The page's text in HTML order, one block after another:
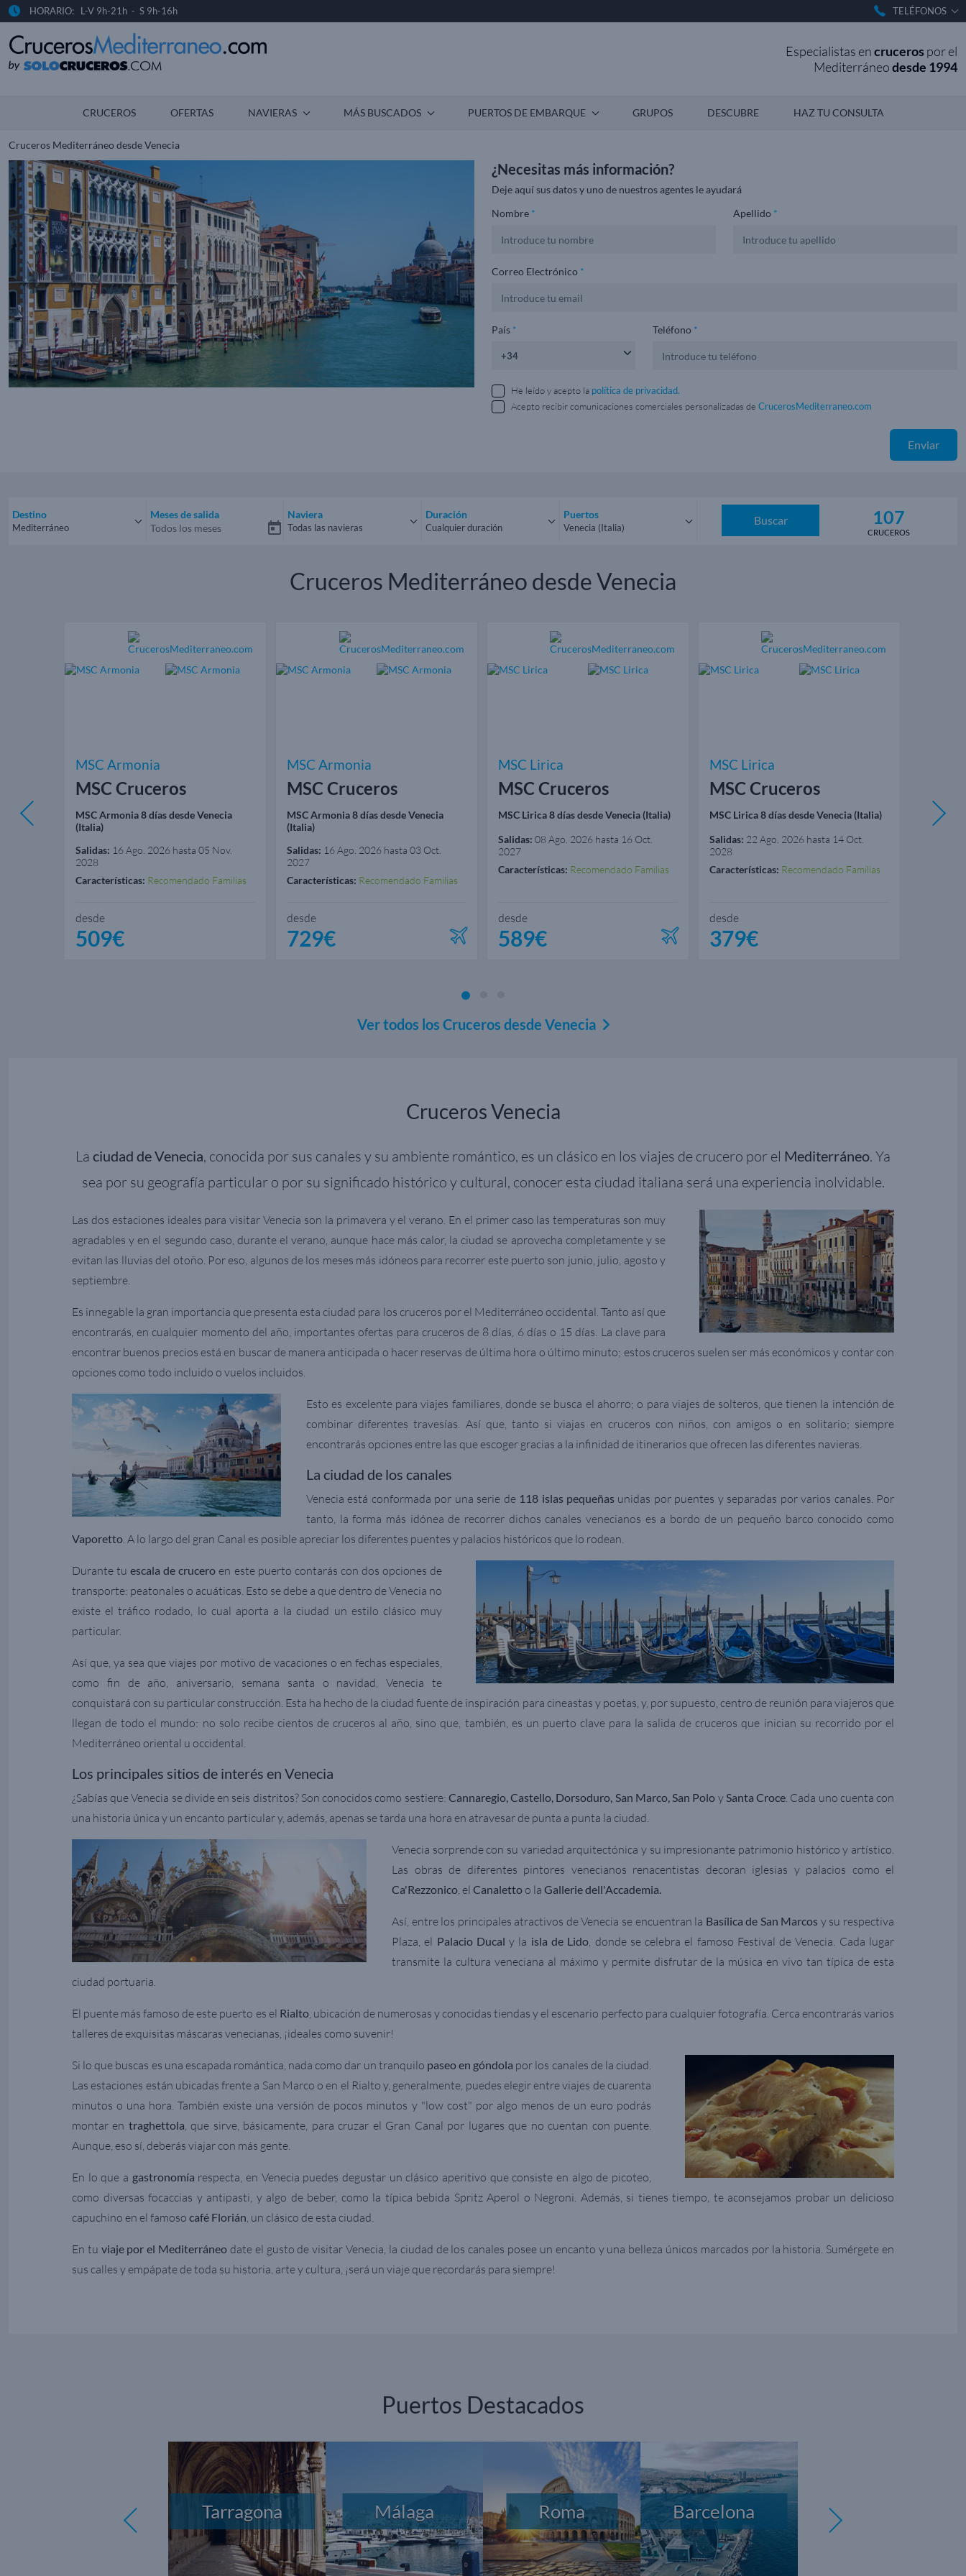
HORARIO: L-V 9h-21h - S 9h-16h TELÉFONOS
Especialistas encruceros por el
Mediterráneodesde 1994
CRUCEROS OFERTAS NAVIERAS MÁS BUSCADOS PUERTOS DE EMBARQUE GRUPOS DESCUBRE HAZ TU CONSULTA
Cruceros Mediterráneo desde Venecia
¿Necesitas más información?
Deje aquí sus datos y uno de nuestros agentes le ayudará
Nombre * Apellido *
Correo Electrónico *
País * Teléfono *
He leído y acepto la política de privacidad.
Acepto recibir comunicaciones comerciales personalizadas de CrucerosMediterraneo.com
Enviar
Destino
Mediterráneo
Meses de salida Naviera
Todas las navieras
Duración
Cualquier duración
Puertos
Venecia (Italia)
Buscar 107
CRUCEROS
Cruceros Mediterráneo desde Venecia
MSC Armonia
MSC Cruceros
MSC Armonia 8 días desde Venecia
(Italia)
Salidas: 16 Ago. 2026 hasta 05 Nov.
2028
Características: Recomendado Familias
desde
509€
MSC Armonia
MSC Cruceros
MSC Armonia 8 días desde Venecia
(Italia)
Salidas: 16 Ago. 2026 hasta 03 Oct.
2027
Características: Recomendado Familias
desde
729€
MSC Lirica
MSC Cruceros
MSC Lirica 8 días desde Venecia (Italia)
Salidas: 08 Ago. 2026 hasta 16 Oct.
2027
Características: Recomendado Familias
desde
589€
MSC Lirica
MSC Cruceros
MSC Lirica 8 días desde Venecia (Italia)
Salidas: 22 Ago. 2026 hasta 14 Oct.
2028
Características: Recomendado Familias
desde
379€
Costa
(Venecia)
Ver todos los Cruceros desde Venecia
Cruceros Venecia
La ciudad de Venecia, conocida por sus canales y su ambiente romántico, es un clásico en los viajes de crucero por el Mediterráneo. Ya
sea por su geografía particular o por su significado histórico y cultural, conocer esta ciudad italiana será una experiencia inolvidable.
Las dos estaciones ideales para visitar Venecia son la primavera y el verano. En el primer caso las temperaturas son muy
agradables y en el segundo caso, durante el verano, aunque hace más calor, la ciudad se aprovecha completamente y se
evitan las lluvias del otoño. Por eso, algunos de los meses más idóneos para recorrer este puerto son junio, julio, agosto y
septiembre.
Es innegable la gran importancia que presenta esta ciudad para los cruceros por el Mediterráneo occidental. Tanto así que
encontrarás, en cualquier momento del año, importantes ofertas para cruceros de 8 días, 6 días o 15 días. La clave para
encontrar buenos precios está en buscar de manera anticipada o hacer reservas de última hora o último minuto; estos cruceros suelen ser más económicos y contar con
opciones como todo incluido o vuelos incluidos.
Esto es excelente para viajes familiares, donde se busca el ahorro; o para viajes de solteros, que tienen la intención de
combinar diferentes travesías. Así que, tanto si viajas en cruceros con niños, con amigos o en solitario; siempre
encontrarás opciones entre las que escoger gracias a la infinidad de itinerarios que ofrecen las diferentes navieras.
La ciudad de los canales
Venecia está conformada por una serie de 118 islas pequeñas unidas por puentes y separadas por varios canales. Por
tanto, la forma más idónea de recorrer dichos canales venecianos es a bordo de un pequeño barco conocido como
Vaporetto . A lo largo del gran Canal es posible apreciar los diferentes puentes y palacios históricos que lo rodean.
Durante tuescala de crucero en este puerto contarás con dos opciones de
transporte: peatonales o acuáticas. Esto se debe a que dentro de Venecia no
existe el tráfico rodado, lo cual aporta a la ciudad un estilo clásico muy
particular.
Así que, ya sea que viajes por motivo de vacaciones o en fechas especiales,
como fin de año, aniversario, semana santa o navidad, Venecia te
conquistará con su particular construcción. Esta ha hecho de la ciudad fuente de inspiración para cineastas y poetas, y, por supuesto, centro de reunión para viajeros que
llegan de todo el mundo: no solo recibe cientos de cruceros al año, sino que, también, es un puerto clave para la salida de cruceros que inician su recorrido por el
Mediterráneo oriental u occidental.
Los principales sitios de interés en Venecia
¿Sabías que Venecia se divide en seis distritos? Son conocidos como sestiere: Cannaregio, Castello, Dorsoduro, San Marco, San Polo ySanta Croce . Cada uno cuenta con
una historia única y un encanto particular y, además, apenas se tarda una hora en atravesar de punta a punta la ciudad.
Venecia sorprende con su variedad arquitectónica y su impresionante patrimonio histórico y artístico.
Las obras de diferentes pintores venecianos renacentistas decoran iglesias y palacios como el
Ca'Rezzonico , el Canaletto o la Gallerie dell'Accademia.
Así, entre los principales atractivos de Venecia se encuentran la Basílica de San Marcos y su respectiva
Plaza, el Palacio Ducal y la isla de Lido , donde se celebra el famoso Festival de Venecia. Cada lugar
transmite la cultura veneciana al máximo y permite disfrutar de la música en vivo tan típica de esta
ciudad portuaria.
El puente más famoso de este puerto es el Rialto, ubicación de numerosas y conocidas tiendas y el escenario perfecto para cualquier fotografía. Cerca encontrarás varios
talleres de exquisitas máscaras venecianas, ¡ideales como suvenir!
Si lo que buscas es una escapada romántica, nada como dar un tranquilo paseo en góndola por los canales de la ciudad.
Las estaciones están ubicadas frente a San Marco o en el Rialto y, generalmente, puedes elegir entre viajes de cuarenta
minutos o una hora. También existe una versión de pocos minutos y "low cost" por algo menos de un euro podrás
montar en traghettola , que sirve, básicamente, para cruzar el Gran Canal por lugares que no cuentan con puente.
Aunque, eso sí, deberás viajar con más gente.
En lo que a gastronomía respecta, en Venecia puedes degustar un clásico aperitivo que consiste en algo de picoteo,
como diversas focaccias y antipasti, y algo de beber, como la típica bebida Spritz Aperol o Negroni. Además, si tienes tiempo, te aconsejamos probar un delicioso
capuchino en el famoso café Florián , un clásico de esta ciudad.
En tu viaje por el Mediterráneo date el gusto de visitar Venecia, la ciudad de los canales posee un encanto y una belleza únicos marcados por la historia. Sumérgete en
sus calles y empápate de toda su historia, arte y cultura, ¡será un viaje que recordarás para siempre!
Puertos Destacados
Barcelona
Roma
Málaga
Tarragona